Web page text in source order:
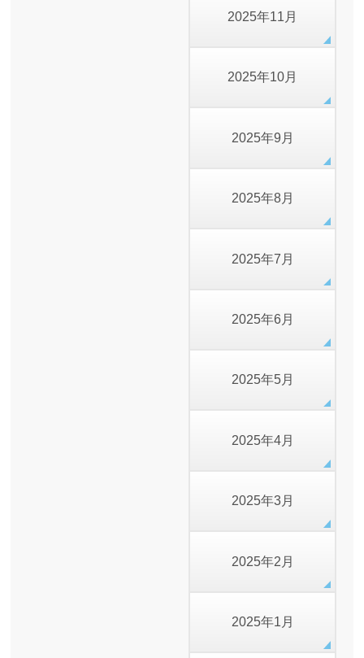
2025年11月
2025年10月
2025年9月
2025年8月
2025年7月
2025年6月
2025年5月
2025年4月
2025年3月
2025年2月
2025年1月